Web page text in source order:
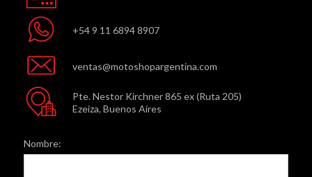
+54 9 11 6894 8907
ventas@motoshopargentina.com
Pte. Nestor Kirchner 865 ex (Ruta 205)
Ezeiza, Buenos Aires
Nombre: